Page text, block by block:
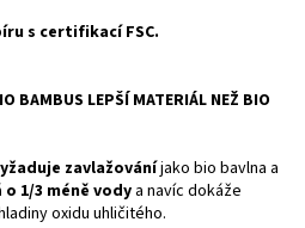
s certifikací FSC.
BAMBUS LEPŠÍ MATERIÁL NEŽ BIO
zavlažováníjako bio bavlna a
o 1/3 méně vody a navíc dokáže
oxidu uhličitého.